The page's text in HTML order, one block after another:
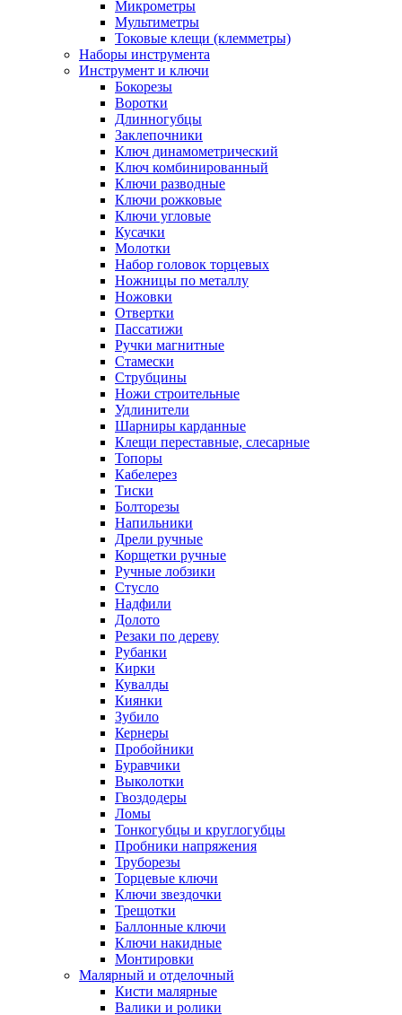
Микрометры
Мультиметры
Токовые клещи (клемметры)
Наборы инструмента
Инструмент и ключи
Бокорезы
Воротки
Длинногубцы
Заклепочники
Ключ динамометрический
Ключ комбинированный
Ключи разводные
Ключи рожковые
Ключи угловые
Кусачки
Молотки
Набор головок торцевых
Ножницы по металлу
Ножовки
Отвертки
Пассатижи
Ручки магнитные
Стамески
Струбцины
Ножи строительные
Удлинители
Шарниры карданные
Клещи переставные, слесарные
Топоры
Кабелерез
Тиски
Болторезы
Напильники
Дрели ручные
Корщетки ручные
Ручные лобзики
Стусло
Надфили
Долото
Резаки по дереву
Рубанки
Кирки
Кувалды
Киянки
Зубило
Кернеры
Пробойники
Буравчики
Выколотки
Гвоздодеры
Ломы
Тонкогубцы и круглогубцы
Пробники напряжения
Труборезы
Торцевые ключи
Ключи звездочки
Трещотки
Баллонные ключи
Ключи накидные
Монтировки
Малярный и отделочный
Кисти малярные
Валики и ролики